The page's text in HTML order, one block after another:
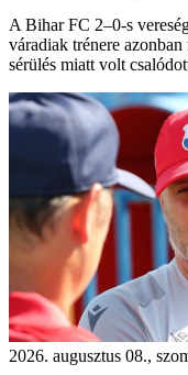
A Bihar FC 2–0-s
váradiak trénere
sérülés miatt volt
2026. augusztus 08.,